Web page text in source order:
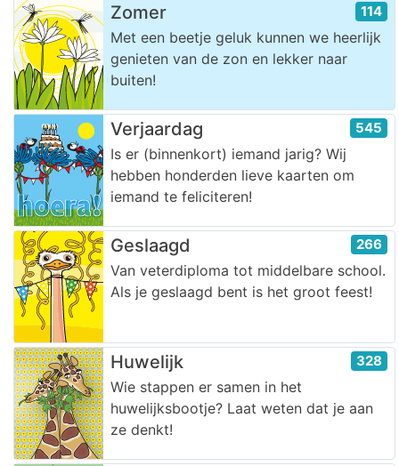
Zomer 114
Met een beetje geluk kunnen we heerlijk
genieten van de zon en lekker naar
buiten!
Verjaardag 545
Is er (binnenkort) iemand jarig? Wij
hebben honderden lieve kaarten om
iemand te feliciteren!
Geslaagd 266
Van veterdiploma tot middelbare school.
Als je geslaagd bent is het groot feest!
Huwelijk 328
Wie stappen er samen in het
huwelijksbootje? Laat weten dat je aan
ze denkt!